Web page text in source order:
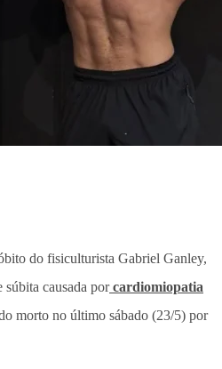
do fisiculturista Gabriel Ganley,
causada porcardiomiopatia
morto no último sábado (23/5) por